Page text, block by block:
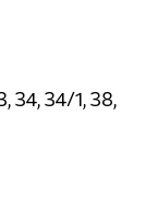
34, 34/1, 38,